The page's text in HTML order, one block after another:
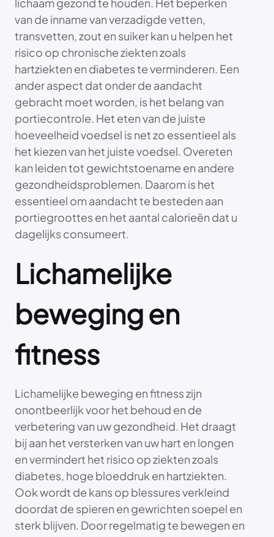
van de inname van verzadigde vetten,
transvetten, zout en suiker kan u helpen het
risico op chronische ziekten zoals
hartziekten en diabetes te verminderen. Een
ander aspect dat onder de aandacht
gebracht moet worden, is het belang van
portiecontrole. Het eten van de juiste
hoeveelheid voedsel is net zo essentieel als
het kiezen van het juiste voedsel. Overeten
kan leiden tot gewichtstoename en andere
gezondheidsproblemen. Daarom is het
essentieel om aandacht te besteden aan
portiegroottes en het aantal calorieën dat u
dagelijks consumeert.
Lichamelijke
beweging en
fitness
Lichamelijke beweging en fitness zijn
onontbeerlijk voor het behoud en de
verbetering van uw gezondheid. Het draagt
bij aan het versterken van uw hart en longen
en vermindert het risico op ziekten zoals
diabetes, hoge bloeddruk en hartziekten.
Ook wordt de kans op blessures verkleind
doordat de spieren en gewrichten soepel en
sterk blijven. Door regelmatig te bewegen en